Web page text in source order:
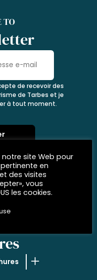
TO
de recevoir des
de Tarbes et je
à tout moment.
site Web pour
en
des visites
vous
les cookies.